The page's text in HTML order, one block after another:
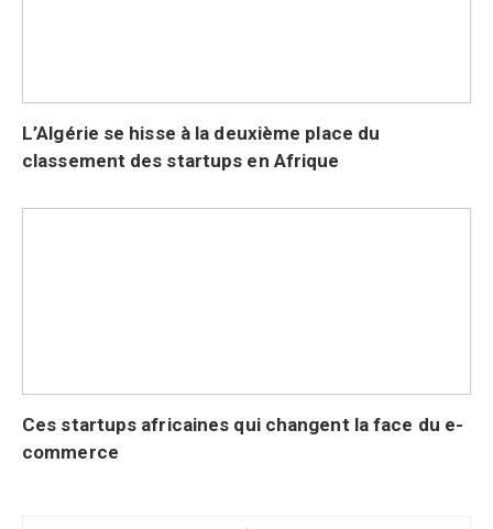
L’Algérie se hisse à la deuxième place du
classement des startups en Afrique
Ces startups africaines qui changent la face du e-
commerce